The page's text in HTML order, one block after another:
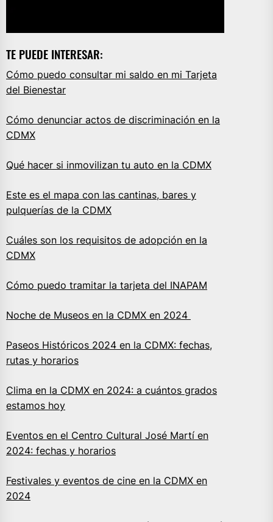
TE PUEDE INTERESAR:
Cómo puedo consultar mi saldo en mi Tarjeta
del Bienestar
Cómo denunciar actos de discriminación en la
CDMX
Qué hacer si inmovilizan tu auto en la CDMX
Este es el mapa con las cantinas, bares y
pulquerías de la CDMX
Cuáles son los requisitos de adopción en la
CDMX
Cómo puedo tramitar la tarjeta del INAPAM
Noche de Museos en la CDMX en 2024
Paseos Históricos 2024 en la CDMX: fechas,
rutas y horarios
Clima en la CDMX en 2024: a cuántos grados
estamos hoy
Eventos en el Centro Cultural José Martí en
2024: fechas y horarios
Festivales y eventos de cine en la CDMX en
2024